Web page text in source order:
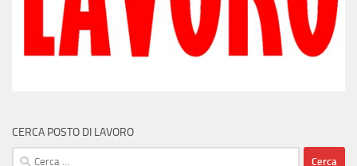
CERCA POSTO DI LAVORO
Ricerca